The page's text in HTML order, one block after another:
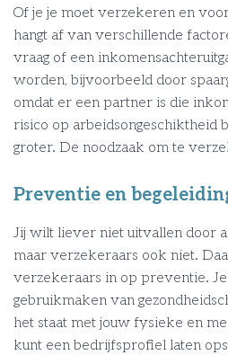
Of je je moet verzekeren en
hangt af van verschillende
vraag of een
worden, bijvoorbeeld door
omdat er een partner is die
risico op arbeidsongeschiktheid
groter. De noodzaak om te
Preventie en
Jij wilt liever niet uitvallen door
maar verzekeraars ook niet.
verzekeraars in op preventie.
gebruikmaken van
het staat met jouw fysieke en
kunt een bedrijfsprofiel laten